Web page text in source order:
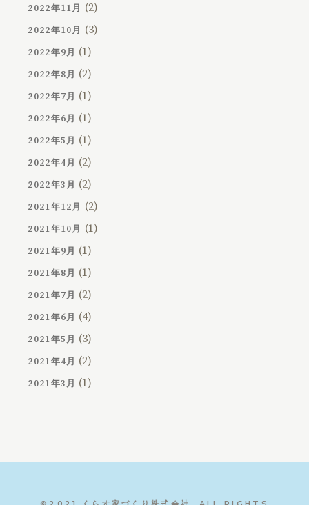
2022年11月 (2)
2022年10月 (3)
2022年9月 (1)
2022年8月 (2)
2022年7月 (1)
2022年6月 (1)
2022年5月 (1)
2022年4月 (2)
2022年3月 (2)
2021年12月 (2)
2021年10月 (1)
2021年9月 (1)
2021年8月 (1)
2021年7月 (2)
2021年6月 (4)
2021年5月 (3)
2021年4月 (2)
2021年3月 (1)